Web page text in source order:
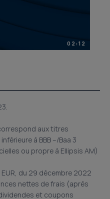
02:12
aux titres
à BBB –/Baa 3
ou propre à Ellipsis AM)
du 29 décembre 2022
nettes de frais (après
et coupons